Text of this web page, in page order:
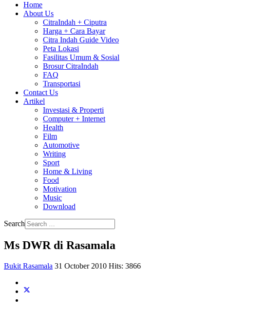
Home
About Us
CitraIndah + Ciputra
Harga + Cara Bayar
Citra Indah Guide Video
Peta Lokasi
Fasilitas Umum & Sosial
Brosur CitraIndah
FAQ
Transportasi
Contact Us
Artikel
Investasi & Properti
Computer + Internet
Health
Film
Automotive
Writing
Sport
Home & Living
Food
Motivation
Music
Download
Search
Ms DWR di Rasamala
Bukit Rasamala 31 October 2010 Hits: 3866